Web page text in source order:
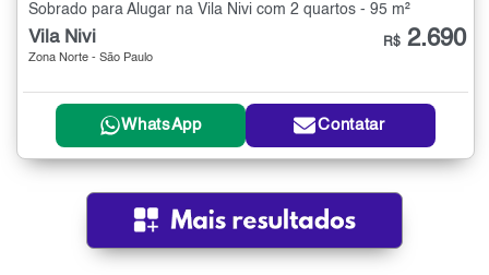
Sobrado para Alugar na Vila Nivi com 2 quartos - 95 m²
Vila Nivi
Zona Norte - São Paulo
R$ 2.690
WhatsApp Contatar